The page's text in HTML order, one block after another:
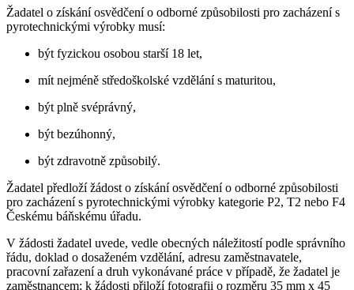
Žadatel o získání osvědčení o odborné způsobilosti pro zacházení s
pyrotechnickými výrobky musí:
být fyzickou osobou starší 18 let,
mít nejméně středoškolské vzdělání s maturitou,
být plně svéprávný,
být bezúhonný,
být zdravotně způsobilý.
Žadatel předloží žádost o získání osvědčení o odborné způsobilosti
pro zacházení s pyrotechnickými výrobky kategorie P2, T2 nebo F4
Českému báňskému úřadu.
V žádosti žadatel uvede, vedle obecných náležitostí podle správního
řádu, doklad o dosaženém vzdělání, adresu zaměstnavatele,
pracovní zařazení a druh vykonávané práce v případě, že žadatel je
zaměstnancem; k žádosti přiloží fotografii o rozměru 35 mm x 45